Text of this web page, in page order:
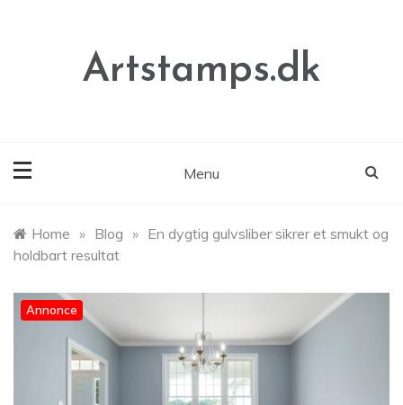
Artstamps.dk
Menu
Home » Blog » En dygtig gulvsliber sikrer et smukt og
holdbart resultat
Annonce